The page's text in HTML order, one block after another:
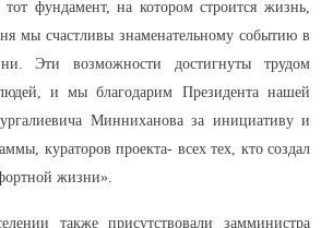
тот фундамент, на котором строится жизнь,
мы счастливы знаменательному событию в
Эти возможности достигнуты трудом
и мы благодарим Президента нашей
Минниханова за инициативу и
кураторов проекта- всех тех, кто создал
жизни».
также присутствовали замминистра